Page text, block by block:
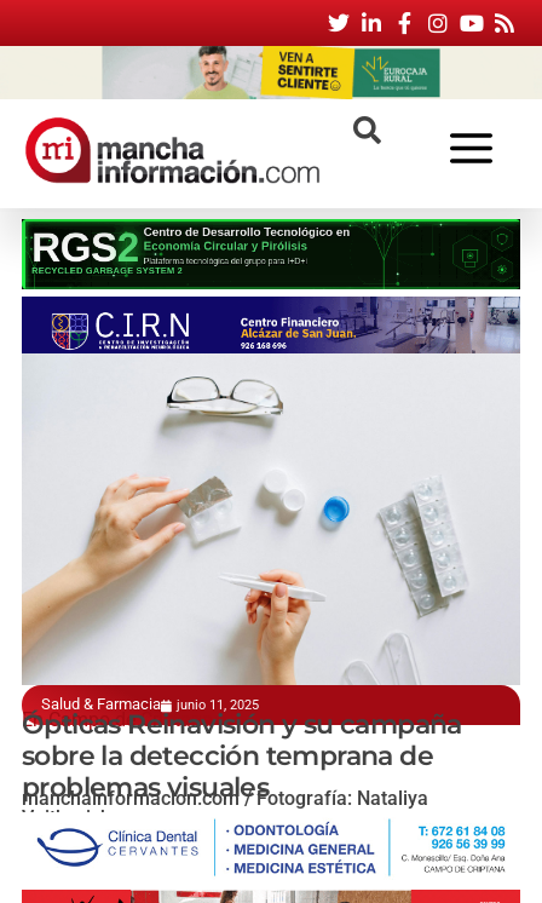
Salud & Farmacia junio 11, 2025
En Campo de Criptana
Ópticas Reinavisión y su campaña
sobre la detección temprana de
problemas visuales
manchainformacion.com / Fotografía: Nataliya
Vaitkevich